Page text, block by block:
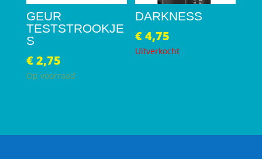
GEUR
TESTSTROOKJE
S
€2,75
Op voorraad
DARKNESS
€4,75
Uitverkocht